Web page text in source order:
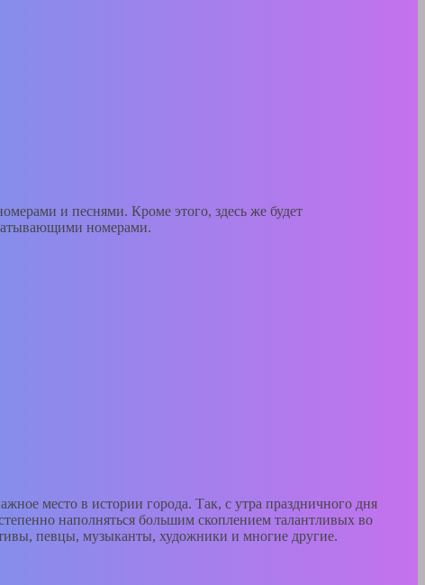
и песнями. Кроме этого, здесь же будет
номерами.
место в истории города. Так, с утра праздничного дня
наполняться большим скоплением талантливых во
певцы, музыканты, художники и многие другие.